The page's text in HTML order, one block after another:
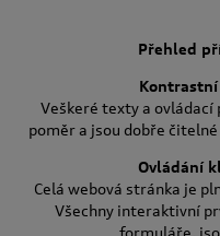
Přehled
Veškeré texty a
poměr a jsou dobře
Ovládání
Celá webová stránka je
Všechny interaktivní